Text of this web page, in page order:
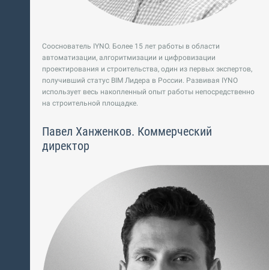
Сооснователь IYNO. Более 15 лет работы в области
автоматизации, алгоритмизации и цифровизации
проектирования и строительства, один из первых экспертов,
получивший статус BIM Лидера в России. Развивая IYNO
использует весь накопленный опыт работы непосредственно
на строительной площадке.
Павел Ханженков. Коммерческий
директор